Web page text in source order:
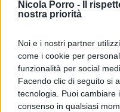
Nicola Porro -
Il
nostra priorità
Noi e i nostri partner
come i cookie per
funzionalità per social
Facendo clic di seguito si
tecnologia. Puoi cambiare
consenso in qualsiasi
Questa impostazione
può permettersi di
appartenente alle
non ha mezzi
penale. Si configura